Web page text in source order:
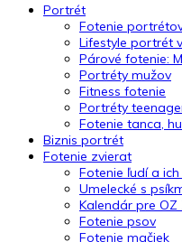
Portrét
Fotenie
Lifestyle portrét
Párové fotenie:
Portréty mužov
Fitness fotenie
Portréty
Fotenie tanca,
Biznis portrét
Fotenie zvierat
Fotenie ľudí a
Umelecké s
Kalendár pre OZ
Fotenie psov
Fotenie mačiek